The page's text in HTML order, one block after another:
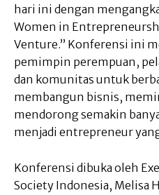
hari ini dengan
Women in
Venture.” Konferensi ini
pemimpin perempuan,
dan komunitas untuk
membangun bisnis,
mendorong semakin
menjadi entrepreneur
Konferensi dibuka oleh
Society Indonesia, Melisa